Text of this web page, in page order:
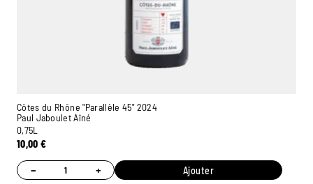
Côtes du Rhône "Parallèle 45" 2024
Paul Jaboulet Aîné
0,75L
10,00€
− + Ajouter